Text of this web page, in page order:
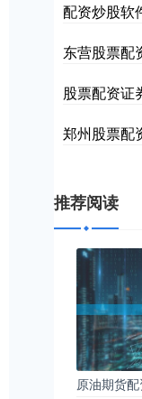
配资炒股软
东营股票配
股票配资证
郑州股票配
推荐阅读
原油期货